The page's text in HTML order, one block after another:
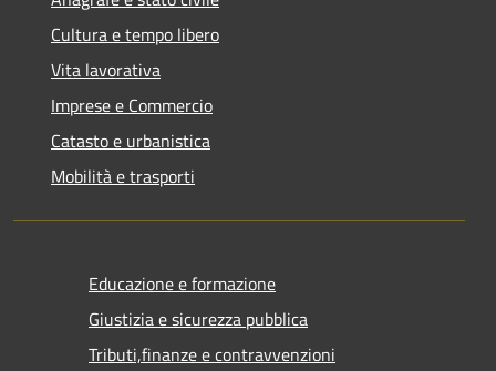
Cultura e tempo libero
Vita lavorativa
Imprese e Commercio
Catasto e urbanistica
Mobilità e trasporti
Educazione e formazione
Giustizia e sicurezza pubblica
Tributi,finanze e contravvenzioni